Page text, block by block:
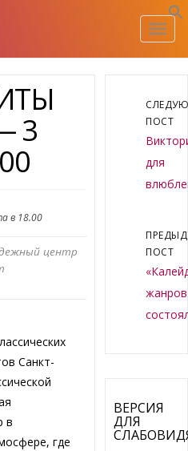
3
в 18.00
центр
Санкт-
в
где
ПОСТ
для
ПОСТ
жанров
ВЕРСИЯ
ДЛЯ